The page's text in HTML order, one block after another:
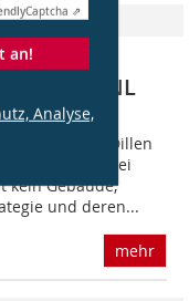
Captcha ⇗
an!
Analyse,
Das
Weesp/NL
Pflegeheims
& Bol & Van Dillen
zu ihren zwei
kein Gebäude,
und deren...
mehr